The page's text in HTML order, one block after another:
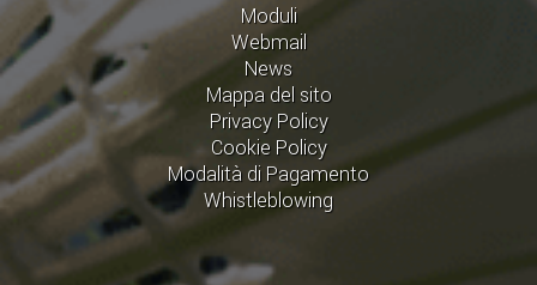
Moduli
Webmail
News
Mappa del sito
Privacy Policy
Cookie Policy
Modalità di Pagamento
Whistleblowing
ATLETI D'INTERESSE NAZIONALE
SCHEDE ATLETI
PROMOZIONE
NUOVI GIOCHI DELLA GIOVENTÙ
TROFEO CONI